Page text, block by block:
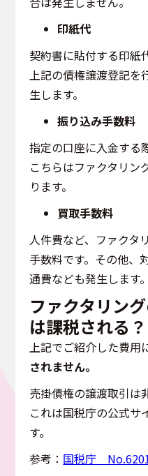
印紙代
契約書に貼付する印紙
上記の債権譲渡登記を
生します。
振り込み手数料
指定の口座に入金する
こちらはファクタリン
ります。
買取手数料
人件費など、ファクタ
手数料です。その他、
通費なども発生します。
ファクタリン
は課税される？
上記でご紹介した費用
されません。
売掛債権の譲渡取引は
これは国税庁の公式サ
す。
参考： 国税庁＿